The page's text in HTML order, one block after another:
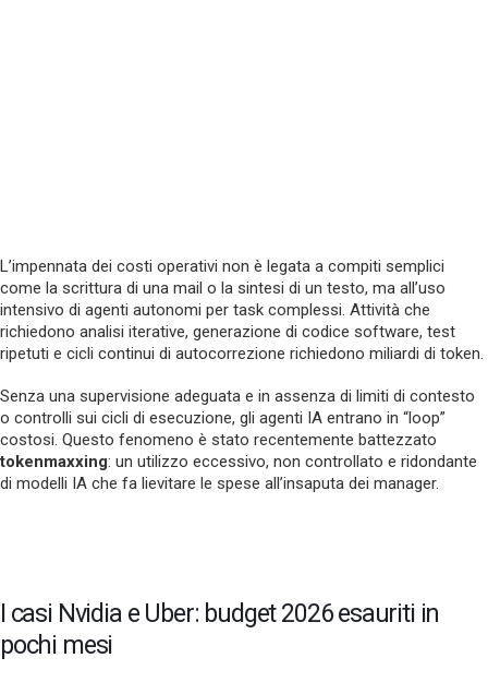
L’impennata dei costi operativi non è legata a compiti semplici
come la scrittura di una mail o la sintesi di un testo, ma all’uso
intensivo di agenti autonomi per task complessi. Attività che
richiedono analisi iterative, generazione di codice software, test
ripetuti e cicli continui di autocorrezione richiedono miliardi di token.
Senza una supervisione adeguata e in assenza di limiti di contesto
o controlli sui cicli di esecuzione, gli agenti IA entrano in “loop”
costosi. Questo fenomeno è stato recentemente battezzato
tokenmaxxing: un utilizzo eccessivo, non controllato e ridondante
di modelli IA che fa lievitare le spese all’insaputa dei manager.
I casi Nvidia e Uber: budget 2026 esauriti in
pochi mesi